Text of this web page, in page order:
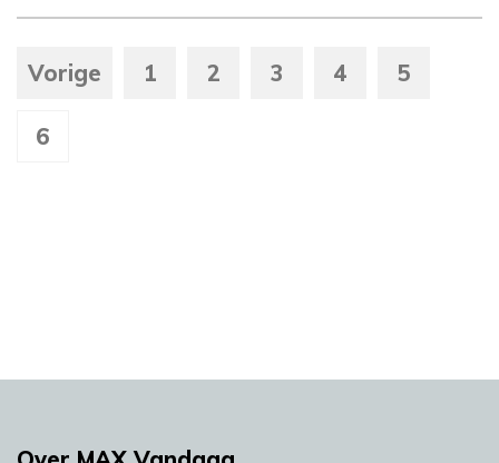
Vorige 1 2 3 4 5
6